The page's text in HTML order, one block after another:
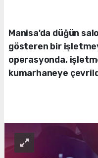
Manisa'da düğün
gösteren bir
operasyonda,
kumarhaneye